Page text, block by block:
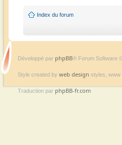
Index du forum
Développé par phpBB® Forum Software
Style created by web design styles, www
Traduction par phpBB-fr.com